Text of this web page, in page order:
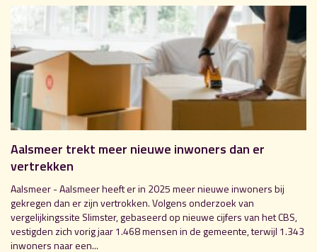
Aalsmeer trekt meer nieuwe inwoners dan er
vertrekken
Aalsmeer - Aalsmeer heeft er in 2025 meer nieuwe inwoners bij
gekregen dan er zijn vertrokken. Volgens onderzoek van
vergelijkingssite Slimster, gebaseerd op nieuwe cijfers van het CBS,
vestigden zich vorig jaar 1.468 mensen in de gemeente, terwijl 1.343
inwoners naar een...